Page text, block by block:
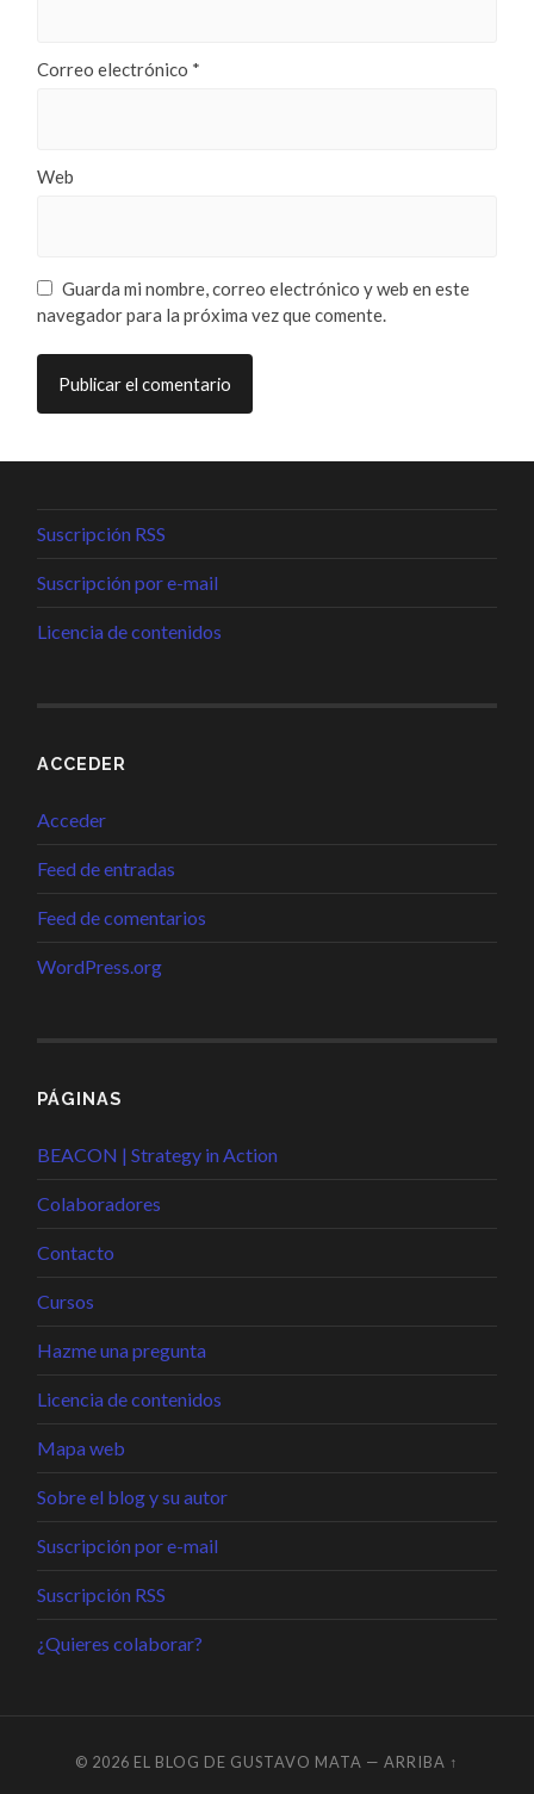
Correo electrónico *
Web
Guarda mi nombre, correo electrónico y web en este
navegador para la próxima vez que comente.
Suscripción RSS
Suscripción por e-mail
Licencia de contenidos
ACCEDER
Acceder
Feed de entradas
Feed de comentarios
WordPress.org
PÁGINAS
BEACON | Strategy in Action
Colaboradores
Contacto
Cursos
Hazme una pregunta
Licencia de contenidos
Mapa web
Sobre el blog y su autor
Suscripción por e-mail
Suscripción RSS
¿Quieres colaborar?
© 2026 EL BLOG DE GUSTAVO MATA — ARRIBA ↑